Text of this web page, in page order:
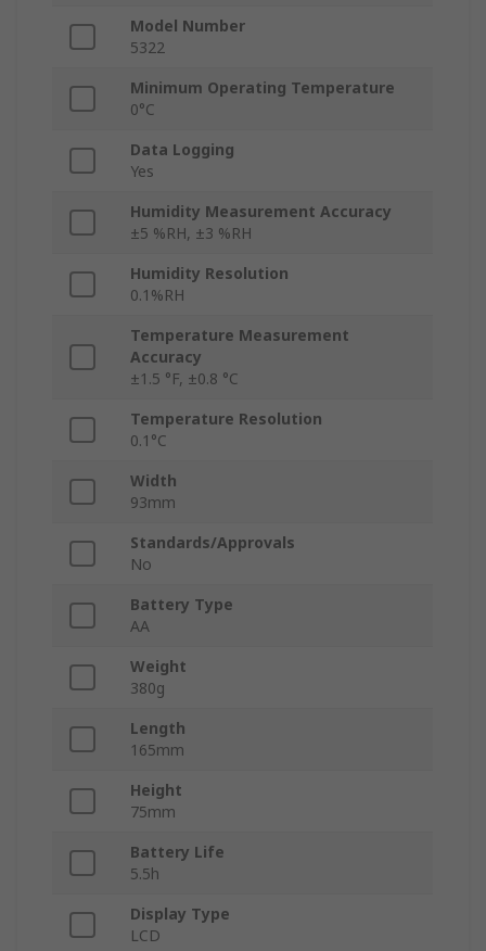
Model Number
5322
Minimum Operating Temperature
0°C
Data Logging
Yes
Humidity Measurement Accuracy
±5 %RH, ±3 %RH
Humidity Resolution
0.1%RH
Temperature Measurement
Accuracy
±1.5 °F, ±0.8 °C
Temperature Resolution
0.1°C
Width
93mm
Standards/Approvals
No
Battery Type
AA
Weight
380g
Length
165mm
Height
75mm
Battery Life
5.5h
Display Type
LCD